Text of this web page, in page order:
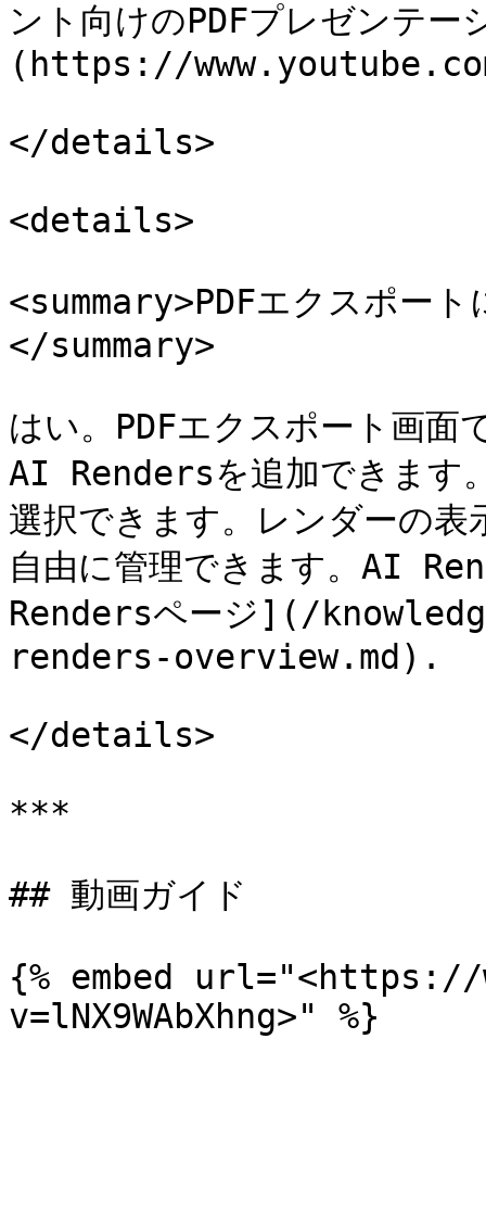
ント向けのPDFプレゼンテ
(https://
</details>
<details>
<summary>PDFエクスポー
</summary>
はい。PDFエクスポート画
AI Rendersを追加できます
選択できます。レンダーの表
自由に管理できます。AI
Rendersページ](/
renders-overview.md).
</details>
***
## 動画ガイド
{% embed url="<https://